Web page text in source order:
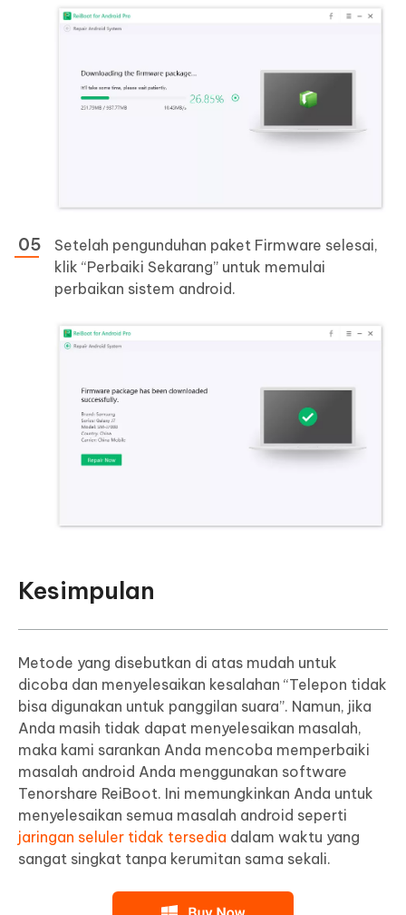
Setelah pengunduhan paket Firmware selesai,
klik “Perbaiki Sekarang” untuk memulai
perbaikan sistem android.
Kesimpulan
Metode yang disebutkan di atas mudah untuk
dicoba dan menyelesaikan kesalahan “Telepon tidak
bisa digunakan untuk panggilan suara”. Namun, jika
Anda masih tidak dapat menyelesaikan masalah,
maka kami sarankan Anda mencoba memperbaiki
masalah android Anda menggunakan software
Tenorshare ReiBoot. Ini memungkinkan Anda untuk
menyelesaikan semua masalah android seperti
jaringan seluler tidak tersedia dalam waktu yang
sangat singkat tanpa kerumitan sama sekali.